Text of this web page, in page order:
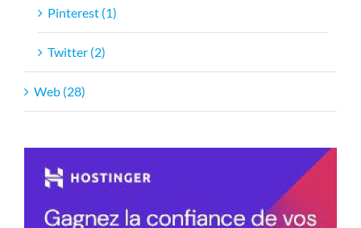
Pinterest (1)
Twitter (2)
Web (28)